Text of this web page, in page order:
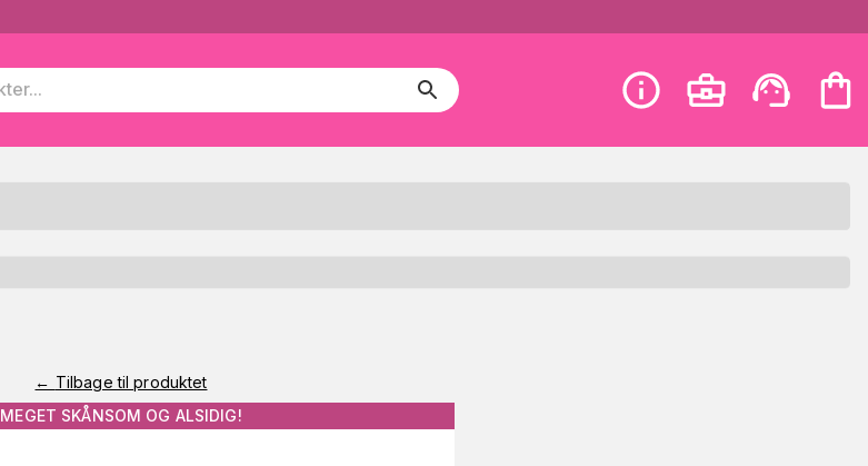
← Tilbage til produktet
MEGET SKÅNSOM OG ALSIDIG!